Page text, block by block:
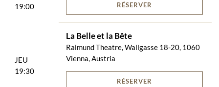
19:00
RÉSERVER
JEU
19:30
La Belle et la Bête
Raimund Theatre, Wallgasse 18-20, 1060
Vienna, Austria
RÉSERVER